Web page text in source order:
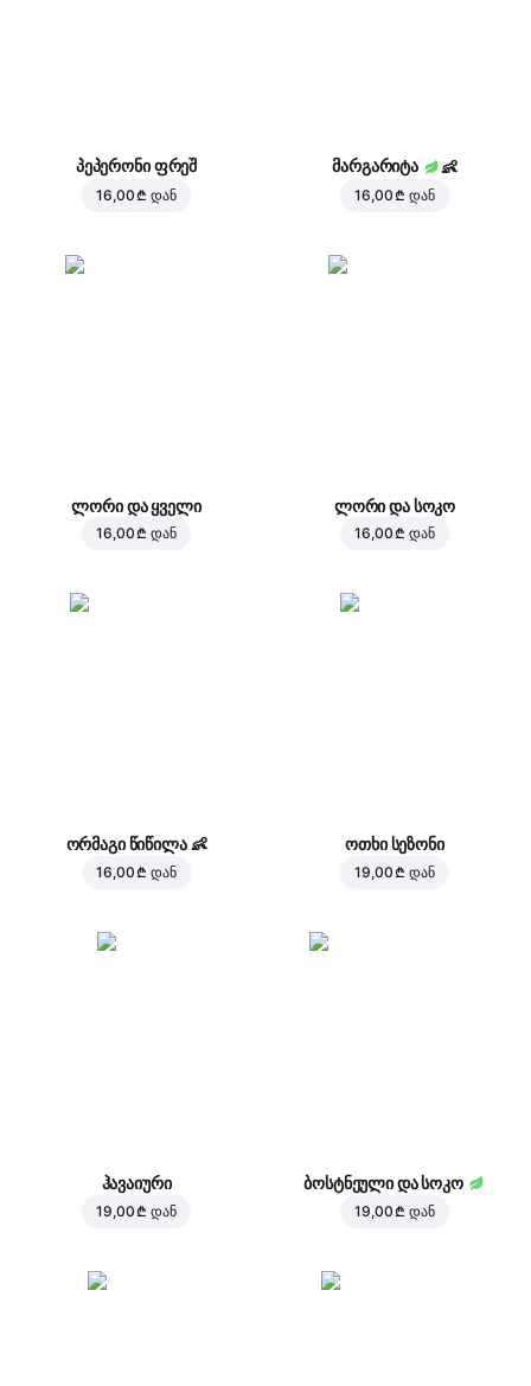
პეპერონი ფრეშ
16,00 ₾ დან
მარგარიტა 👶
16,00 ₾ დან
ლორი და ყველი
16,00 ₾ დან
ლორი და სოკო
16,00 ₾ დან
ორმაგი წიწილა👶
16,00 ₾ დან
ოთხი სეზონი
19,00 ₾ დან
ჰავაიური
19,00 ₾ დან
ბოსტნეული და სოკო
19,00 ₾ დან